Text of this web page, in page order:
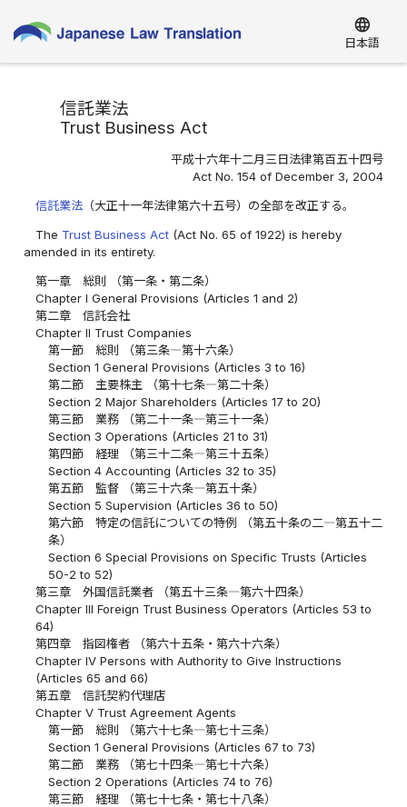
language
日本語
信託業法
Trust Business Act
平成十六年十二月三日法律第百五十四号
Act No. 154 of December 3, 2004
信託業法 （大正十一年法律第六十五号）の全部を改正する。
The Trust Business Act (Act No. 65 of 1922) is hereby
amended in its entirety.
第一章 総則 （第一条・第二条）
Chapter I General Provisions (Articles 1 and 2)
第二章 信託会社
Chapter II Trust Companies
第一節 総則 （第三条―第十六条）
Section 1 General Provisions (Articles 3 to 16)
第二節 主要株主 （第十七条―第二十条）
Section 2 Major Shareholders (Articles 17 to 20)
第三節 業務 （第二十一条―第三十一条）
Section 3 Operations (Articles 21 to 31)
第四節 経理 （第三十二条―第三十五条）
Section 4 Accounting (Articles 32 to 35)
第五節 監督 （第三十六条―第五十条）
Section 5 Supervision (Articles 36 to 50)
第六節 特定の信託についての特例 （第五十条の二―第五十二
条）
Section 6 Special Provisions on Specific Trusts (Articles
50-2 to 52)
第三章 外国信託業者 （第五十三条―第六十四条）
Chapter III Foreign Trust Business Operators (Articles 53 to
64)
第四章 指図権者 （第六十五条・第六十六条）
Chapter IV Persons with Authority to Give Instructions
(Articles 65 and 66)
第五章 信託契約代理店
Chapter V Trust Agreement Agents
第一節 総則 （第六十七条―第七十三条）
Section 1 General Provisions (Articles 67 to 73)
第二節 業務 （第七十四条―第七十六条）
Section 2 Operations (Articles 74 to 76)
第三節 経理 （第七十七条・第七十八条）